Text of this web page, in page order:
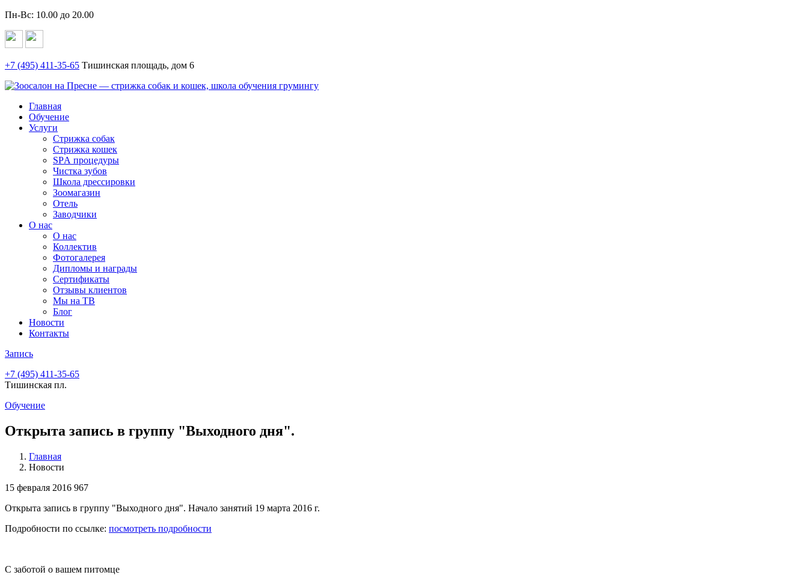
Пн-Вс: 10.00 до 20.00
+7 (495) 411-35-65 Тишинская площадь, дом 6
Главная
Обучение
Услуги
Стрижка собак
Стрижка кошек
SPА процедуры
Чистка зубов
Школа дрессировки
Зоомагазин
Отель
Заводчики
О нас
О нас
Коллектив
Фотогалерея
Дипломы и награды
Сертификаты
Отзывы клиентов
Мы на ТВ
Блог
Новости
Контакты
Запись
+7 (495) 411-35-65
Тишинская пл.
Обучение
Открыта запись в группу "Выходного дня".
Главная
Новости
15 февраля 2016 967
Открыта запись в группу "Выходного дня". Начало занятий 19 марта 2016 г.
Подробности по ссылке: посмотреть подробности
С заботой о вашем питомце